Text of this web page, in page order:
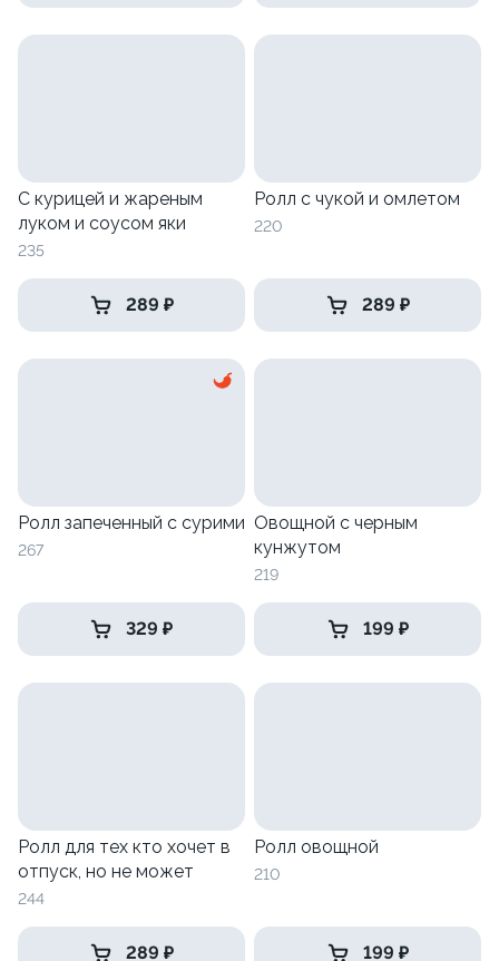
С курицей и жареным
луком и соусом яки
235
289 ₽
Ролл с чукой и омлетом
220
289 ₽
Ролл запеченный с сурими
267
329 ₽
Овощной с черным
кунжутом
219
199 ₽
Ролл для тех кто хочет в
отпуск, но не может
244
289 ₽
Ролл овощной
210
199 ₽